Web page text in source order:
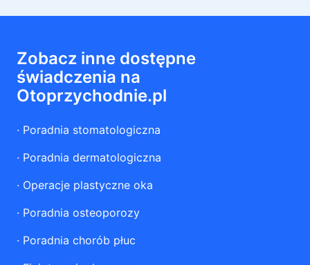
Zobacz inne dostępne
świadczenia na
Otoprzychodnie.pl
· Poradnia stomatologiczna
· Poradnia dermatologiczna
· Operacje plastyczne oka
· Poradnia osteoporozy
· Poradnia chorób płuc